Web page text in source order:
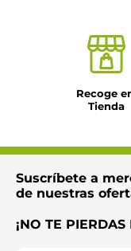
Recoge
Tienda
Suscríbete a
de nuestras
¡NO TE PIERDAS